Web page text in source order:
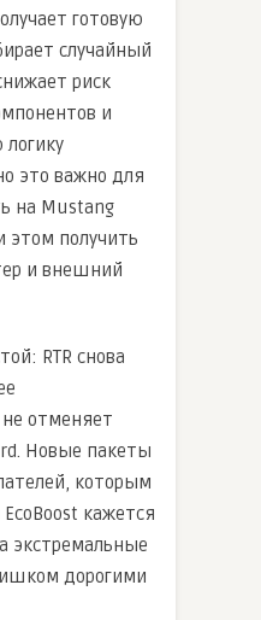
готовую
случайный
риск
и
это важно для
на Mustang
этом получить
и внешний
RTR снова
отменяет
Новые пакеты
которым
кажется
дорогими